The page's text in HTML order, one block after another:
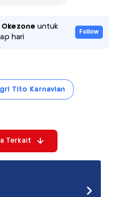
Okezone untuk
hari
Follow
Tito Karnavian
Terkait